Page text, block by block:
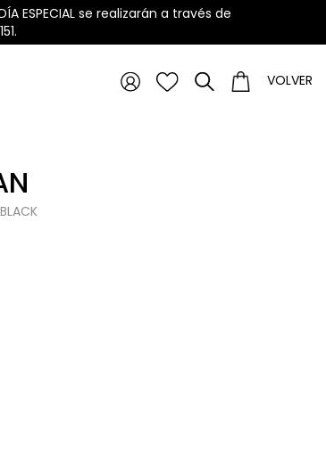
ESPECIAL se realizarán a través de
VOLVER